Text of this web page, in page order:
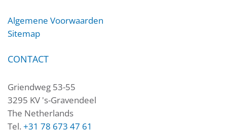
Algemene Voorwaarden
Sitemap
CONTACT
Griendweg 53-55
3295 KV 's-Gravendeel
The Netherlands
Tel. +31 78 673 47 61